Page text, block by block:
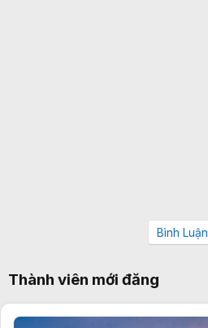
Bình Luận
Thành viên mới đăng